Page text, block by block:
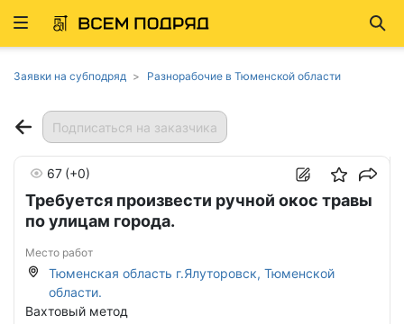
Развернуть
Заявки на субподряд Разнорабочие в Тюменской области
Подписаться на заказчика
Требуется произвести ручной окос травы
по улицам города.
67 (+0)
Место работ
Тюменская область г.Ялуторовск, Тюменской
области.
Вахтовый метод